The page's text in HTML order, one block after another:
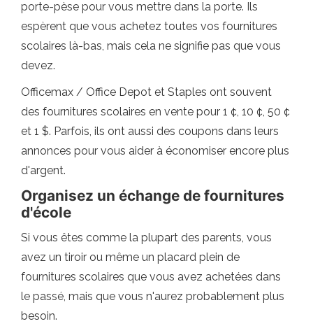
porte-pèse pour vous mettre dans la porte. Ils
espèrent que vous achetez toutes vos fournitures
scolaires là-bas, mais cela ne signifie pas que vous
devez.
Officemax / Office Depot et Staples ont souvent
des fournitures scolaires en vente pour 1 ¢, 10 ¢, 50 ¢
et 1 $. Parfois, ils ont aussi des coupons dans leurs
annonces pour vous aider à économiser encore plus
d'argent.
Organisez un échange de fournitures
d'école
Si vous êtes comme la plupart des parents, vous
avez un tiroir ou même un placard plein de
fournitures scolaires que vous avez achetées dans
le passé, mais que vous n'aurez probablement plus
besoin.